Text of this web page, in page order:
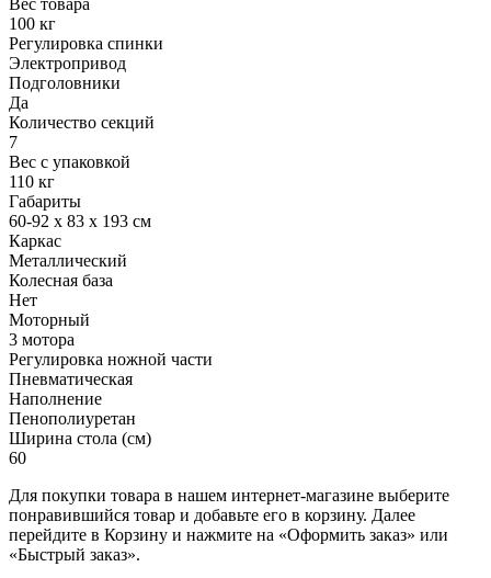
100 кг
Регулировка спинки
Электропривод
Подголовники
Да
Количество секций
7
Вес с упаковкой
110 кг
Габариты
60-92 x 83 x 193 см
Каркас
Металлический
Колесная база
Нет
Моторный
3 мотора
Регулировка ножной части
Пневматическая
Наполнение
Пенополиуретан
Ширина стола (см)
60
Для покупки товара в нашем интернет-магазине выберите
понравившийся товар и добавьте его в корзину. Далее
перейдите в Корзину и нажмите на «Оформить заказ» или
«Быстрый заказ».